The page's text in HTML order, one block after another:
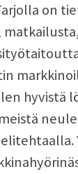
on
hyvistä